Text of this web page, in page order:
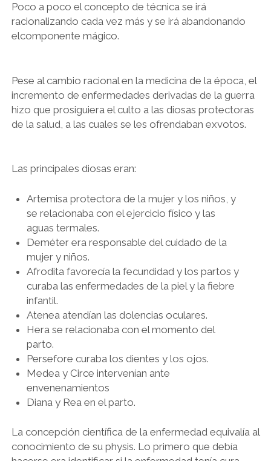
Poco a poco el concepto de técnica se irá
racionalizando cada vez más y se irá abandonando
elcomponente mágico.
Pese al cambio racional en la medicina de la época, el
incremento de enfermedades derivadas de la guerra
hizo que prosiguiera el culto a las diosas protectoras
de la salud, a las cuales se les ofrendaban exvotos.
Las principales diosas eran:
Artemisa protectora de la mujer y los niños, y
se relacionaba con el ejercicio físico y las
aguas termales.
Deméter era responsable del cuidado de la
mujer y niños.
Afrodita favorecía la fecundidad y los partos y
curaba las enfermedades de la piel y la fiebre
infantil.
Atenea atendían las dolencias oculares.
Hera se relacionaba con el momento del
parto.
Persefore curaba los dientes y los ojos.
Medea y Circe intervenían ante
envenenamientos
Diana y Rea en el parto.
La concepción científica de la enfermedad equivalía al
conocimiento de su physis. Lo primero que debía